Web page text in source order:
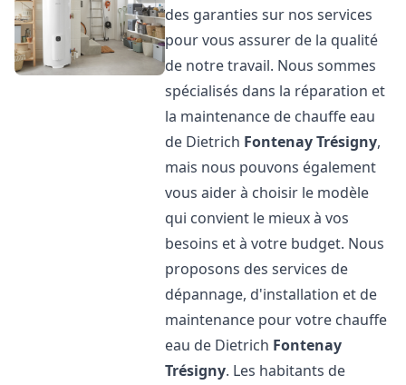
des garanties sur nos services
pour vous assurer de la qualité
de notre travail. Nous sommes
spécialisés dans la réparation et
la maintenance de chauffe eau
de Dietrich Fontenay Trésigny,
mais nous pouvons également
vous aider à choisir le modèle
qui convient le mieux à vos
besoins et à votre budget. Nous
proposons des services de
dépannage, d'installation et de
maintenance pour votre chauffe
eau de Dietrich Fontenay
Trésigny. Les habitants de